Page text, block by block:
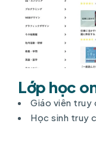
Lớp học
Giáo viên truy
Học sinh truy